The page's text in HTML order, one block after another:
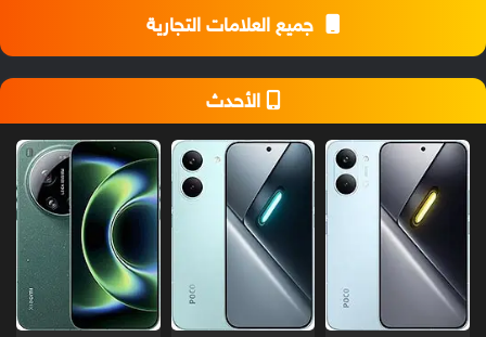
جميع العلامات التجارية
الأحدث